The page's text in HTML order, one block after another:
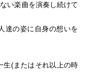
い楽曲を演奏し続けて
達の姿に自身の想いを
生(またはそれ以上の時